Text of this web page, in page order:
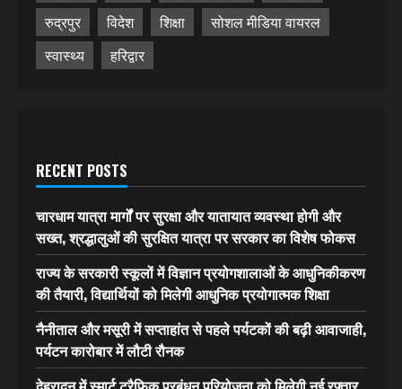
रुद्रपुर
विदेश शिक्षा
सोशल मीडिया वायरल
स्वास्थ्य
हरिद्वार
RECENT POSTS
चारधाम यात्रा मार्गों पर सुरक्षा और यातायात व्यवस्था होगी और
सख्त, श्रद्धालुओं की सुरक्षित यात्रा पर सरकार का विशेष फोकस
राज्य के सरकारी स्कूलों में विज्ञान प्रयोगशालाओं के आधुनिकीकरण
की तैयारी, विद्यार्थियों को मिलेगी आधुनिक प्रयोगात्मक शिक्षा
नैनीताल और मसूरी में सप्ताहांत से पहले पर्यटकों की बढ़ी आवाजाही,
पर्यटन कारोबार में लौटी रौनक